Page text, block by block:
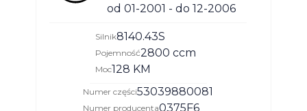
od 01-2001 - do 12-2006
Silnik8140.43S
Pojemność2800 ccm
Moc128 KM
Numer części53039880081
Numer producenta0375F6